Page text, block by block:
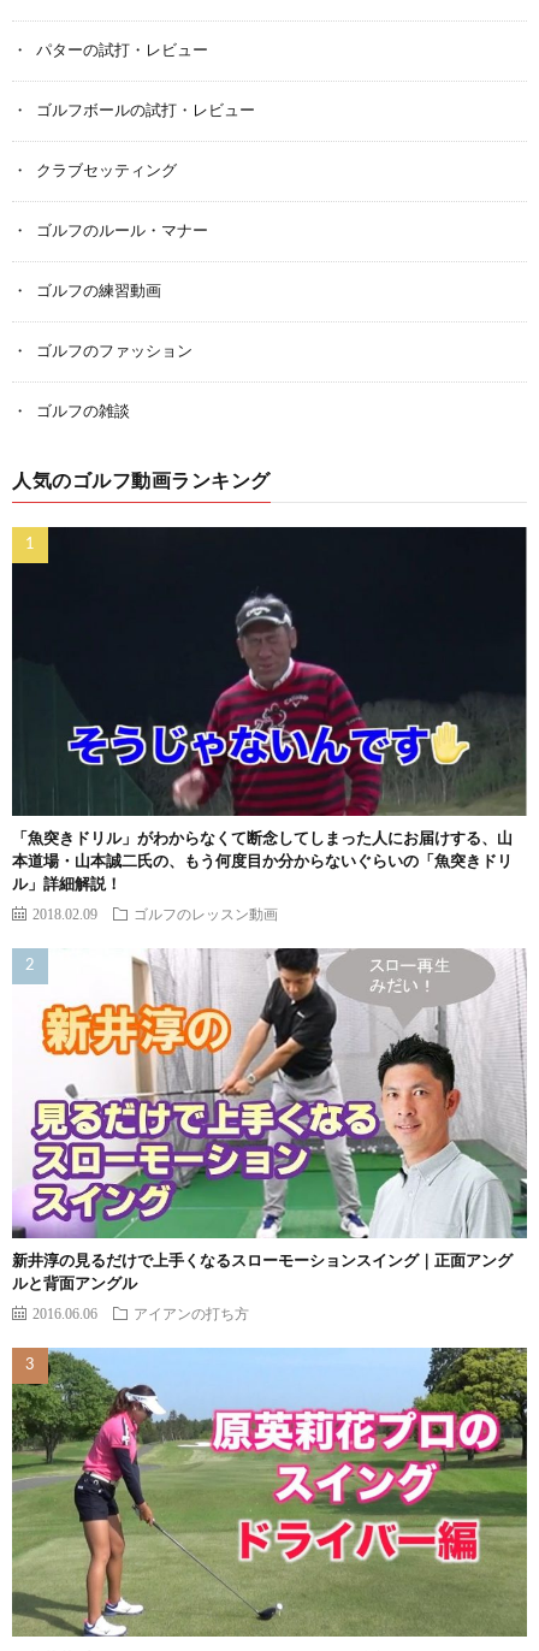
パターの試打・レビュー
ゴルフボールの試打・レビュー
クラブセッティング
ゴルフのルール・マナー
ゴルフの練習動画
ゴルフのファッション
ゴルフの雑談
人気のゴルフ動画ランキング
「魚突きドリル」がわからなくて断念してしまった人にお届けする、山
本道場・山本誠二氏の、もう何度目か分からないぐらいの「魚突きドリ
ル」詳細解説！
2018.02.09 ゴルフのレッスン動画
新井淳の見るだけで上手くなるスローモーションスイング｜正面アング
ルと背面アングル
2016.06.06 アイアンの打ち方